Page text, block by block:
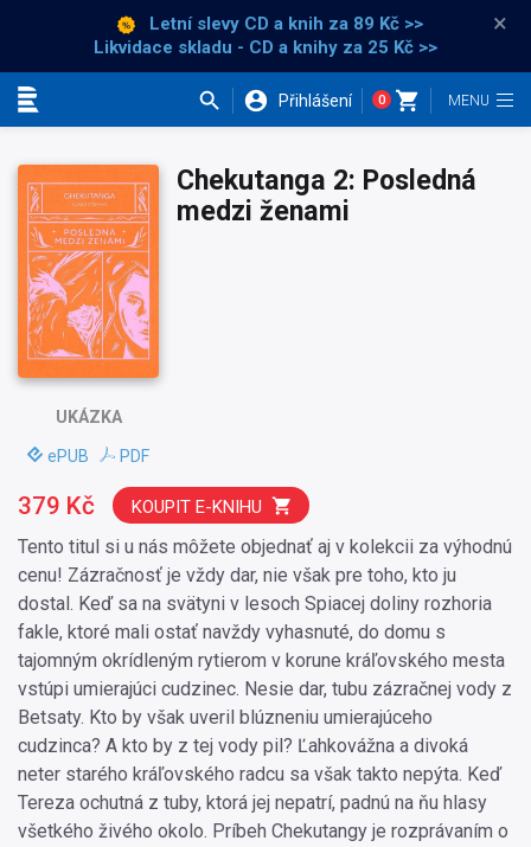
Letní slevy CD a knih za 89 Kč >>
Likvidace skladu - CD a knihy za 25 Kč >>
×
Přihlášení 0
UKÁZKA
ePUB PDF
Chekutanga 2: Posledná
medzi ženami
Tento titul si u nás môžete objednať aj v kolekcii za výhodnú
cenu! Zázračnosť je vždy dar, nie však pre toho, kto ju
dostal. Keď sa na svätyni v lesoch Spiacej doliny rozhoria
fakle, ktoré mali ostať navždy vyhasnuté, do domu s
tajomným okrídleným rytierom v korune kráľovského mesta
vstúpi umierajúci cudzinec. Nesie dar, tubu zázračnej vody z
Betsaty. Kto by však uveril blúzneniu umierajúceho
cudzinca? A kto by z tej vody pil? Ľahkovážna a divoká
neter starého kráľovského radcu sa však takto nepýta. Keď
Tereza ochutná z tuby, ktorá jej nepatrí, padnú na ňu hlasy
všetkého živého okolo. Príbeh Chekutangy je rozprávaním o
379 Kč KOUPIT E-KNIHU